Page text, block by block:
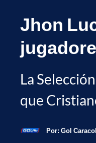
Jhon
La
que
Por: Gol Caracol